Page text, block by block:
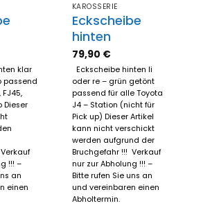
klar
passend
FJ45,
Dieser
!!! –
an
einen
KAROSSERIE
Eckscheibe
hinten
79,90 €
Eckscheibe hinten li
oder re – grün getönt
passend für alle Toyota
J4 – Station (nicht für
Pick up) Dieser Artikel
kann nicht verschickt
werden aufgrund der
Bruchgefahr !!! Verkauf
nur zur Abholung !!! –
Bitte rufen Sie uns an
und vereinbaren einen
Abholtermin.